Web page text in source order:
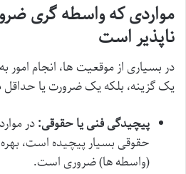
مواردی که واسطه گری
ناپذیر است
در بسیاری از موقعیت ها، انجام امور
یک گزینه، بلکه یک ضرورت یا حداقل
پیچیدگی فنی یا حقوقی:در
حقوقی بسیار پیچیده است،
(واسطه ها) ضروری است.